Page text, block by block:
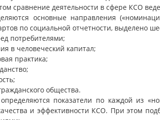
сравнение деятельности в сфере КСО
основные направления
по социальной отчетности, выделено
потребителями;
в человеческий капитал;
практика;
общества.
показатели по каждой из
и эффективности КСО. При этом